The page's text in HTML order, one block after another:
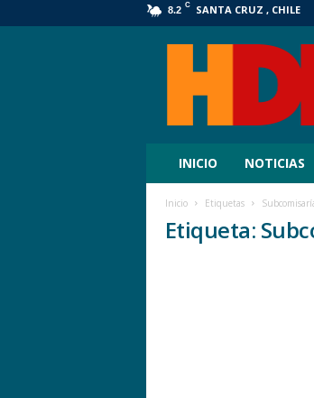
8.2 C SANTA CRUZ , CHILE
HDN
INICIO NOTICIAS
Inicio Etiquetas
Etiqueta: